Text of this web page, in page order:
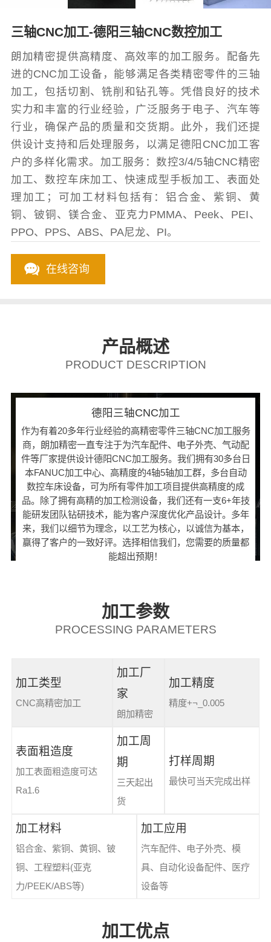
三轴CNC加工-德阳三轴CNC数控加工
朗加精密提供高精度、高效率的加工服务。配备先
进的CNC加工设备，能够满足各类精密零件的三轴
加工，包括切割、铣削和钻孔等。凭借良好的技术
实力和丰富的行业经验，广泛服务于电子、汽车等
行业，确保产品的质量和交货期。此外，我们还提
供设计支持和后处理服务，以满足德阳CNC加工客
户的多样化需求。加工服务：数控3/4/5轴CNC精密
加工、数控车床加工、快速成型手板加工、表面处
理加工；可加工材料包括有：铝合金、紫铜、黄
铜、铍铜、镁合金、亚克力PMMA、Peek、PEI、
PPO、PPS、ABS、PA尼龙、PI。
在线咨询
产品概述
PRODUCT DESCRIPTION
德阳三轴CNC加工
作为有着20多年行业经验的高精密零件三轴CNC加工服务
商，朗加精密一直专注于为汽车配件、电子外壳、气动配
件等厂家提供设计德阳CNC加工服务。我们拥有30多台日
本FANUC加工中心、高精度的4轴5轴加工群，多台自动
数控车床设备，可为所有零件加工项目提供高精度的成
品。除了拥有高精的加工检测设备，我们还有一支6+年技
能研发团队钻研技术，能为客户深度优化产品设计。多年
来，我们以细节为理念，以工艺为核心，以诚信为基本，
赢得了客户的一致好评。选择相信我们，您需要的质量都
能超出预期！
加工参数
PROCESSING PARAMETERS
加工类型
CNC高精密加工
加工厂
家
朗加精密
加工精度
精度+¬_0.005
表面粗造度
加工表面粗造度可达
Ra1.6
加工周
期
三天起出
货
打样周期
最快可当天完成出样
加工材料
铝合金、紫铜、黄铜、铍
铜、工程塑料(亚克
力/PEEK/ABS等)
加工应用
汽车配件、电子外壳、模
具、自动化设备配件、医疗
设备等
加工优点